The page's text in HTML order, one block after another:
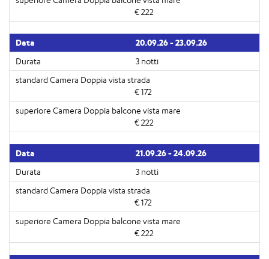
€ 222
20.09.26 - 23.09.26
3 notti
€ 172
€ 222
21.09.26 - 24.09.26
3 notti
€ 172
€ 222